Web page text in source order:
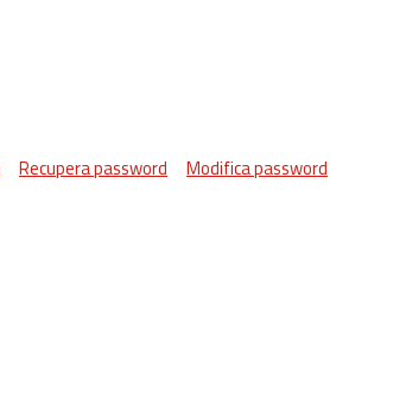
Recupera password Modifica password